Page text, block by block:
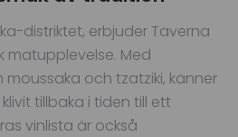
distriktet, erbjuder Taverna
matupplevelse. Med
och tzatziki, känner
tillbaka i tiden till ett
vinlista är också